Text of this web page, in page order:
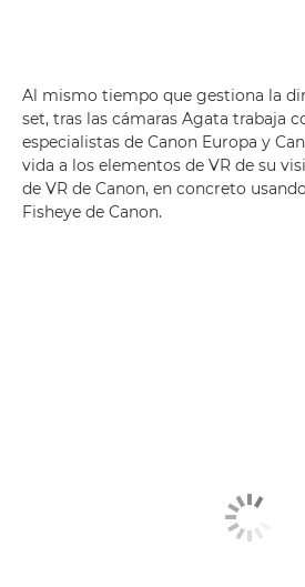
Al mismo tiempo que gestiona la
set, tras las cámaras Agata trabaja
especialistas de Canon Europa y
vida a los elementos de VR de su
de VR de Canon, en concreto
Fisheye de Canon.